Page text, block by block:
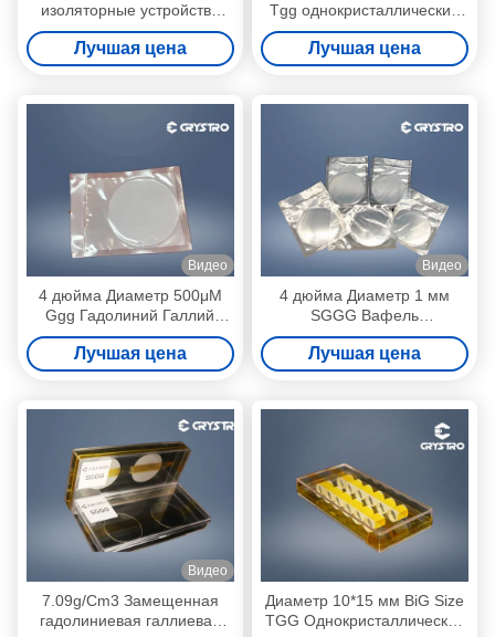
изоляторные устройства
Tgg одиночный кристалл
Лучшая цена
Tgg однокристаллический
диаметр 3 дюйма
Лучшая цена
Видео
4 дюйма Диаметр 500μM
Ggg Гадолиний Галлий
Граннет субстраты
Лучшая цена
Видео
4 дюйма Диаметр 1 мм
SGGG Вафель
Замещенный Гадолиний
Галлий Граннет
Лучшая цена
Видео
7.09g/Cm3 Замещенная
гадолиниевая галлиевая
Диаметр 10*15 мм BiG Size
TGG Однокристаллический